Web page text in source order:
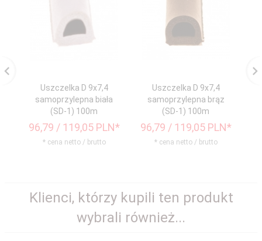
Uszczelka D 9x7,4
samoprzylepna biała
(SD-1) 100m
96,79 / 119,05 PLN*
* cena netto / brutto
Uszczelka D 9x7,4
samoprzylepna brąz
(SD-1) 100m
96,79 / 119,05 PLN*
* cena netto / brutto
Klienci, którzy kupili ten produkt
wybrali również...